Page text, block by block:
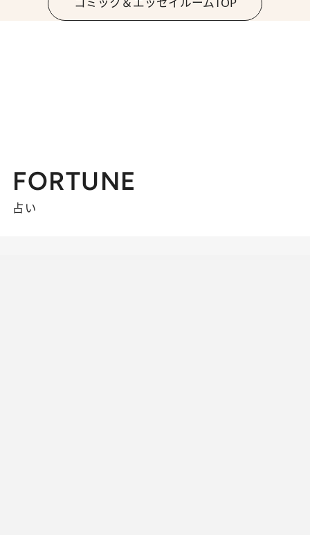
FORTUNE
占い